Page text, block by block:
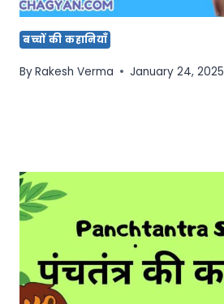
बच्चों की कहानियाँ
ByRakesh Verma January 24, 2025